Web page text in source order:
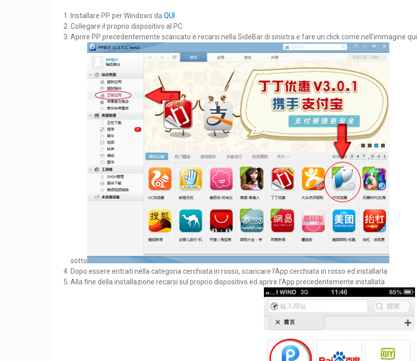
Installare PP per Windows da QUI
Collegare il proprio dispositivo al PC
Aprire PP precedentemente scaricato e recarsi nella SideBar di sinistra e fare un click come nell’immagine qui
sotto
Dopo essere entrati nella categoria cerchiata in rosso, scaricare l’App cerchiata in rosso ed installarla
Alla fine della installazione recarsi sul proprio dispositivo ed aprire l’App precedentemente installata